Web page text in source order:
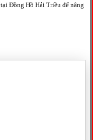
Đồng Hồ Hải Triều để nâng